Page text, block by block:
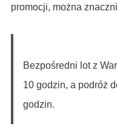
promocji, można
Bezpośredni lot z
10 godzin, a podróż
godzin.